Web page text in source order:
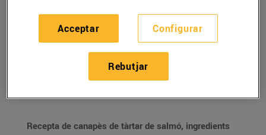
RECEPTES
Recepta de canapès de
tàrtar de salmó
Recepta de canapès de tàrtar de salmó, ingredients
Configurar
Rebutjar
Acceptar